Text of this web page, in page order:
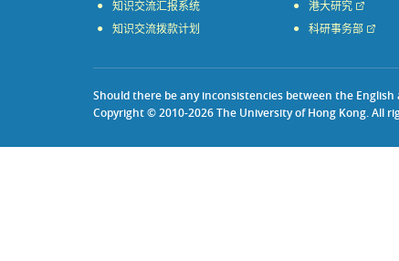
知识交流汇报系统
知识交流拨款计划
港大研究
科研事务部
Should there be any inconsistencies between the
Copyright © 2010-2026 The University of Hong Kong. All